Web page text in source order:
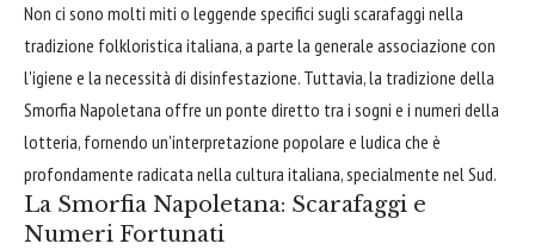
Non ci sono molti miti o leggende specifici sugli scarafaggi nella
tradizione folkloristica italiana, a parte la generale associazione con
l'igiene e la necessità di disinfestazione. Tuttavia, la tradizione della
Smorfia Napoletana offre un ponte diretto tra i sogni e i numeri della
lotteria, fornendo un'interpretazione popolare e ludica che è
profondamente radicata nella cultura italiana, specialmente nel Sud.
La Smorfia Napoletana: Scarafaggi e
Numeri Fortunati